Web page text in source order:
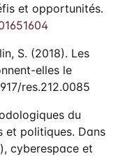
et opportunités.
S. (2018). Les
elles le
res.212.0085
du
et politiques. Dans
cyberespace et